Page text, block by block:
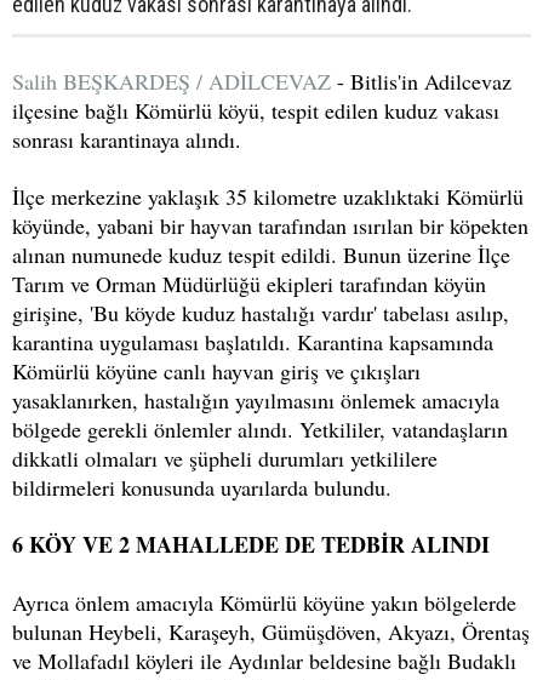
Salih BEŞKARDEŞ / ADİLCEVAZ - Bitlis'in Adilcevaz
ilçesine bağlı Kömürlü köyü, tespit edilen kuduz vakası
sonrası karantinaya alındı.
İlçe merkezine yaklaşık 35 kilometre uzaklıktaki Kömürlü
köyünde, yabani bir hayvan tarafından ısırılan bir köpekten
alınan numunede kuduz tespit edildi. Bunun üzerine İlçe
Tarım ve Orman Müdürlüğü ekipleri tarafından köyün
girişine, 'Bu köyde kuduz hastalığı vardır' tabelası asılıp,
karantina uygulaması başlatıldı. Karantina kapsamında
Kömürlü köyüne canlı hayvan giriş ve çıkışları
yasaklanırken, hastalığın yayılmasını önlemek amacıyla
bölgede gerekli önlemler alındı. Yetkililer, vatandaşların
dikkatli olmaları ve şüpheli durumları yetkililere
bildirmeleri konusunda uyarılarda bulundu.
6 KÖY VE 2 MAHALLEDE DE TEDBİR ALINDI
Ayrıca önlem amacıyla Kömürlü köyüne yakın bölgelerde
bulunan Heybeli, Karaşeyh, Gümüşdöven, Akyazı, Örentaş
ve Mollafadıl köyleri ile Aydınlar beldesine bağlı Budaklı